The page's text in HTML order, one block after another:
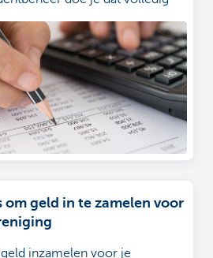
Snel, gemakkelijk en veilig.
om geld in te zamelen voor
inzamelen voor je